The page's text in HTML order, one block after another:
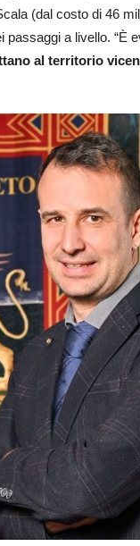
(dal costo di 46
a livello. “È
al territorio